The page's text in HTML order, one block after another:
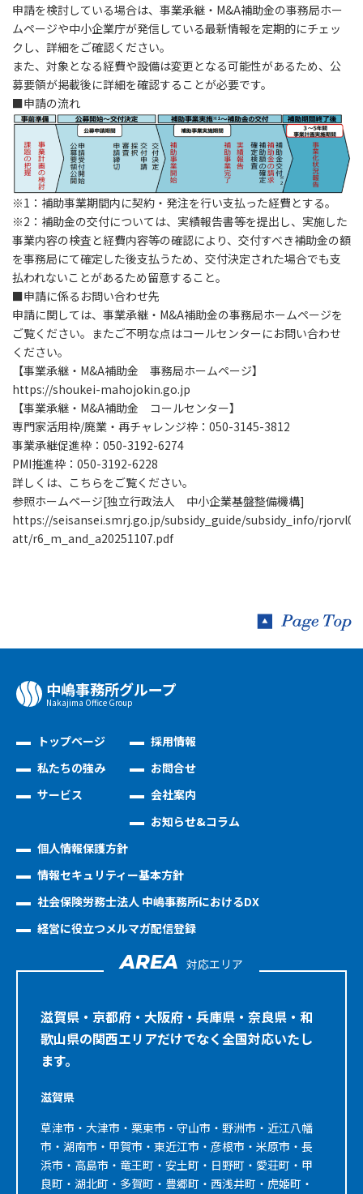
申請を検討している場合は、事業承継・M&A補助金の事務局ホー
ムページや中小企業庁が発信している最新情報を定期的にチェッ
クし、詳細をご確認ください。
また、対象となる経費や設備は変更となる可能性があるため、公
募要領が掲載後に詳細を確認することが必要です。
■申請の流れ
※1：補助事業期間内に契約・発注を行い支払った経費とする。
※2：補助金の交付については、実績報告書等を提出し、実施した
事業内容の検査と経費内容等の確認により、交付すべき補助金の額
を事務局にて確定した後支払うため、交付決定された場合でも支
払われないことがあるため留意すること。
■申請に係るお問い合わせ先
申請に関しては、事業承継・M&A補助金の事務局ホームページを
ご覧ください。またご不明な点はコールセンターにお問い合わせ
ください。
【事業承継・M&A補助金 事務局ホームページ】
https://shoukei-mahojokin.go.jp
【事業承継・M&A補助金 コールセンター】
専門家活用枠/廃業・再チャレンジ枠：050-3145-3812
事業承継促進枠：050-3192-6274
PMI推進枠：050-3192-6228
詳しくは、こちらをご覧ください。
参照ホームページ[独立行政法人 中小企業基盤整備機構]
https://seisansei.smrj.go.jp/subsidy_guide/subsidy_info/
att/r6_m_and_a20251107.pdf
中嶋事務所グループ
Nakajima Oﬃce Group
トップページ
私たちの強み
サービス
採用情報
お問合せ
会社案内
お知らせ&コラム
個人情報保護方針
情報セキュリティー基本方針
社会保険労務士法人 中嶋事務所におけるDX
経営に役立つメルマガ配信登録
AREA 対応エリア
滋賀県・京都府・大阪府・兵庫県・奈良県・和
歌山県の関西エリアだけでなく全国対応いたし
ます。
滋賀県
草津市・大津市・栗東市・守山市・野洲市・近江八幡
市・湖南市・甲賀市・東近江市・彦根市・米原市・長
浜市・高島市・竜王町・安土町・日野町・愛荘町・甲
良町・湖北町・多賀町・豊郷町・西浅井町・虎姫町・